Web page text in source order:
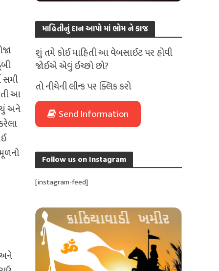
સમી
આ
અને
માહિતીનું દાન આપો માં ભોમ ને કાજ
શું તમે કોઈ માહિતી આ વેબસાઈટ પર હોવી
જોઈએ એવું ઈચ્છો છો?
તો નીચેની લીન્ક પર ક્લિક કરો
Send Information
Follow us on Instagram
[instagram-feed]